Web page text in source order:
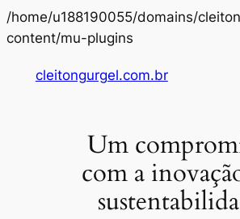
/home/u188190055/domains/
content/mu-plugins
o
cleitongurgel.com.br
Um
com a